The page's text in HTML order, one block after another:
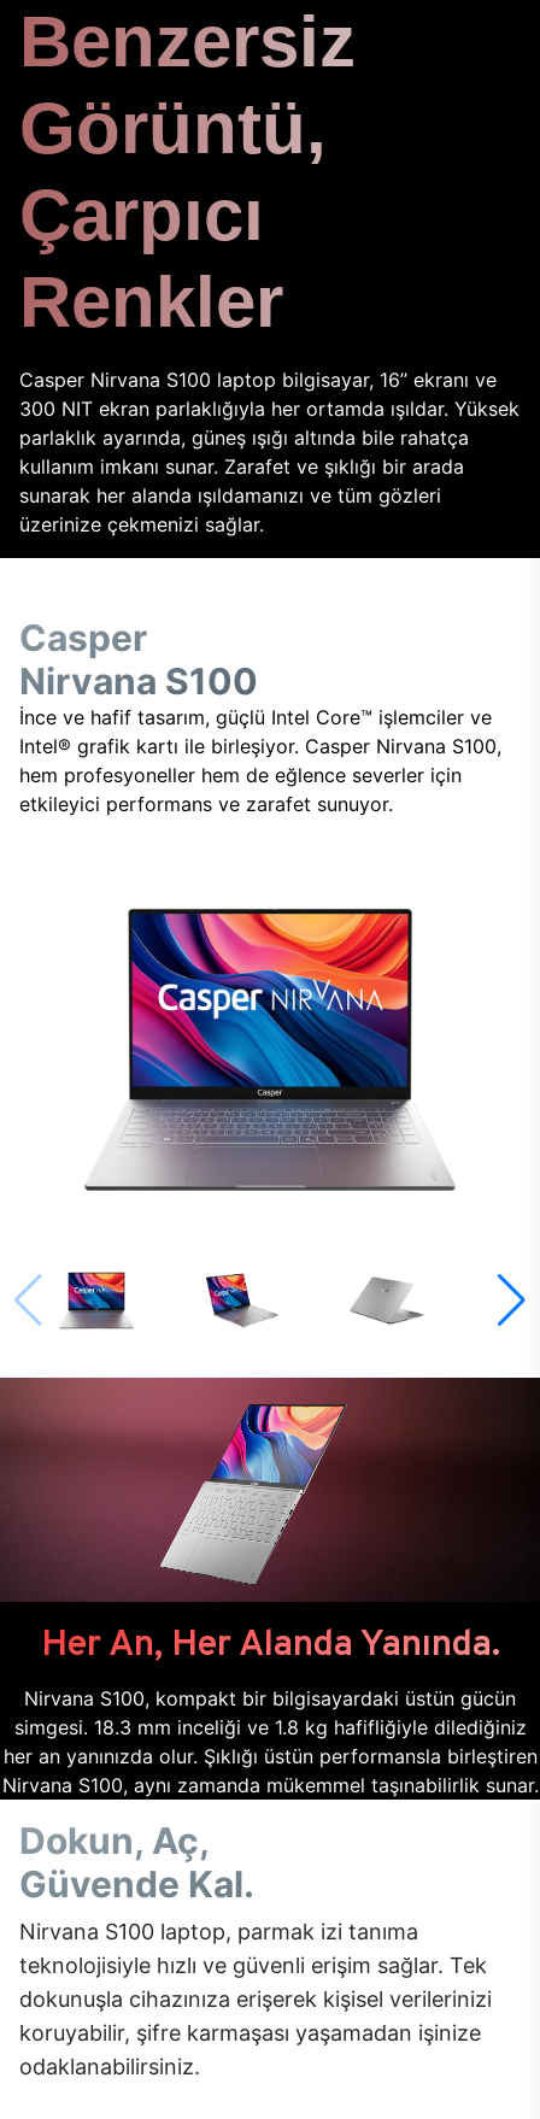
Benzersiz
Görüntü,
Çarpıcı
Renkler
Casper Nirvana S100 laptop bilgisayar, 16’’ ekranı ve
300 NIT ekran parlaklığıyla her ortamda ışıldar. Yüksek
parlaklık ayarında, güneş ışığı altında bile rahatça
kullanım imkanı sunar. Zarafet ve şıklığı bir arada
sunarak her alanda ışıldamanızı ve tüm gözleri
üzerinize çekmenizi sağlar.
Casper
Nirvana S100
İnce ve hafif tasarım, güçlü Intel Core™ işlemciler ve
Intel® grafik kartı ile birleşiyor. Casper Nirvana S100,
hem profesyoneller hem de eğlence severler için
etkileyici performans ve zarafet sunuyor.
Her An, Her Alanda Yanında.
Nirvana S100, kompakt bir bilgisayardaki üstün gücün
simgesi. 18.3 mm inceliği ve 1.8 kg hafifliğiyle dilediğiniz
her an yanınızda olur. Şıklığı üstün performansla birleştiren
Nirvana S100, aynı zamanda mükemmel taşınabilirlik sunar.
Dokun, Aç,
Güvende Kal.
Nirvana S100 laptop, parmak izi tanıma
teknolojisiyle hızlı ve güvenli erişim sağlar. Tek
dokunuşla cihazınıza erişerek kişisel verilerinizi
koruyabilir, şifre karmaşası yaşamadan işinize
odaklanabilirsiniz.